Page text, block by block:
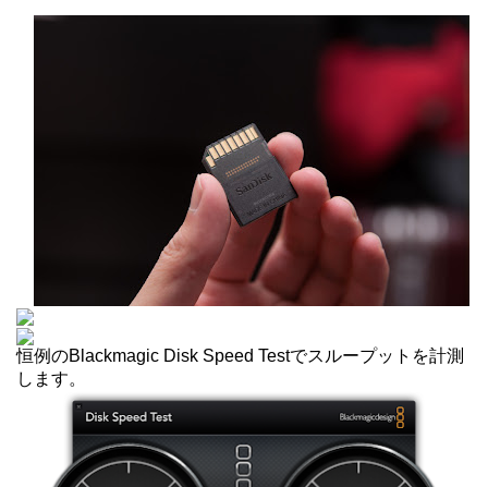
恒例のBlackmagic Disk Speed Testでスループットを計測
します。